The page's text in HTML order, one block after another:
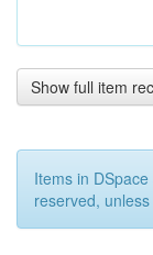
Show full item
Items in
reserved,